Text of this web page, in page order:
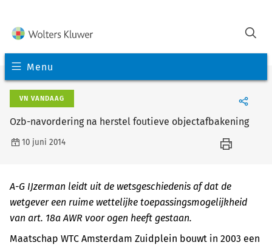
Menu
VN VANDAAG
Ozb-navordering na herstel foutieve objectafbakening
10 juni 2014
A-G IJzerman leidt uit de wetsgeschiedenis af dat de
wetgever een ruime wettelijke toepassingsmogelijkheid
van art. 18a AWR voor ogen heeft gestaan.
Maatschap WTC Amsterdam Zuidplein bouwt in 2003 een